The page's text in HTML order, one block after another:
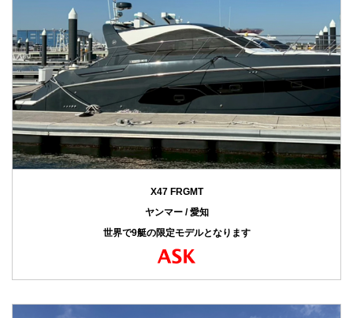
X47 FRGMT
ヤンマー / 愛知
世界で9艇の限定モデルとなります